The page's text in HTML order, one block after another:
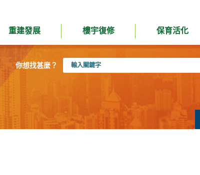
重建發展 樓宇復修 保育活化
你想找甚麼？
入